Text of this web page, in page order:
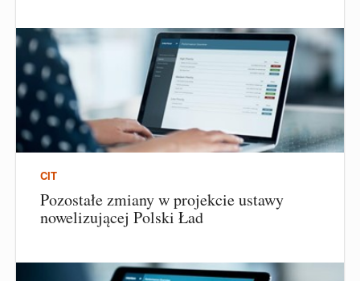
CIT
Pozostałe zmiany w projekcie ustawy
nowelizującej Polski Ład